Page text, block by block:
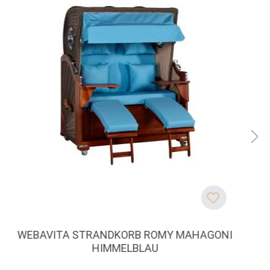
WEBAVITA STRANDKORB ROMY MAHAGONI
HIMMELBLAU